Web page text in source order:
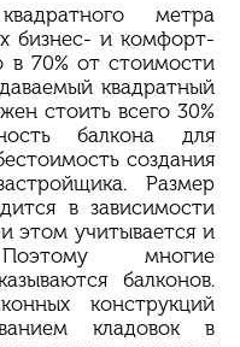
метра
бизнес- и комфорт-
в 70% от стоимости
квадратный
стоить всего 30%
балкона для
создания
Размер
в зависимости
этом учитывается и
многие
балконов.
конструкций
кладовок в